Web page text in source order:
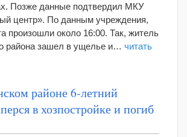
Позже данные подтвердил МКУ
центр». По данным учреждения,
произошли около 16:00. Так, житель
района зашел в ущелье и… читать
районе 6-летний
в хозпостройке и погиб